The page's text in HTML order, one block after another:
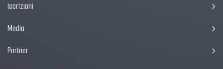
Iscrizioni
Media
Partner